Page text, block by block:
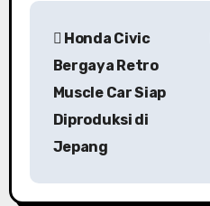
Navigasi
pos
Honda Civic
Bergaya Retro
Muscle Car Siap
Diproduksi di
Jepang